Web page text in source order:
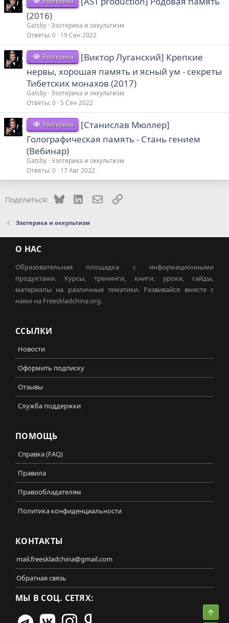
(2016)
Gatsby Эзотерика и оккультизм
Ответы 0 19 Сен 2022
Эзотерика
[Виктор Луганский] Крепкие
нервы, хорошая память и ясный ум - сeкрeты
Тибетских монахов (2017)
Gatsby Эзотерика и оккультизм
Ответы 0 5 Сен 2022
Эзотерика
[Станислав Мюллер]
Голографическая память - Стань гением
(Вебинар)
Gatsby Эзотерика и оккультизм
Ответы 0 17 Авг 2022
Поделиться: Bluesky LinkedInЭлектронная почта
Ссылка
Эзотерика и оккультизм
О НАС
Образовательная площадка с информационными
продуктами. Курсы, тренинги, книги, уроки, гайды,
материалы на различные тематики. Развивайся вместе с
нами на Freeskladchina.org.
ССЫЛКИ
Новости
Оформить подписку
Отзывы
Служба поддержки
ПОМОЩЬ
Справка (FAQ)
Правила
Правообладателям
Политика конфиденциальности
КОНТАКТЫ
mail.freeskladchina@gmail.com
Обратная связь
МЫ В СОЦ. СЕТЯХ: